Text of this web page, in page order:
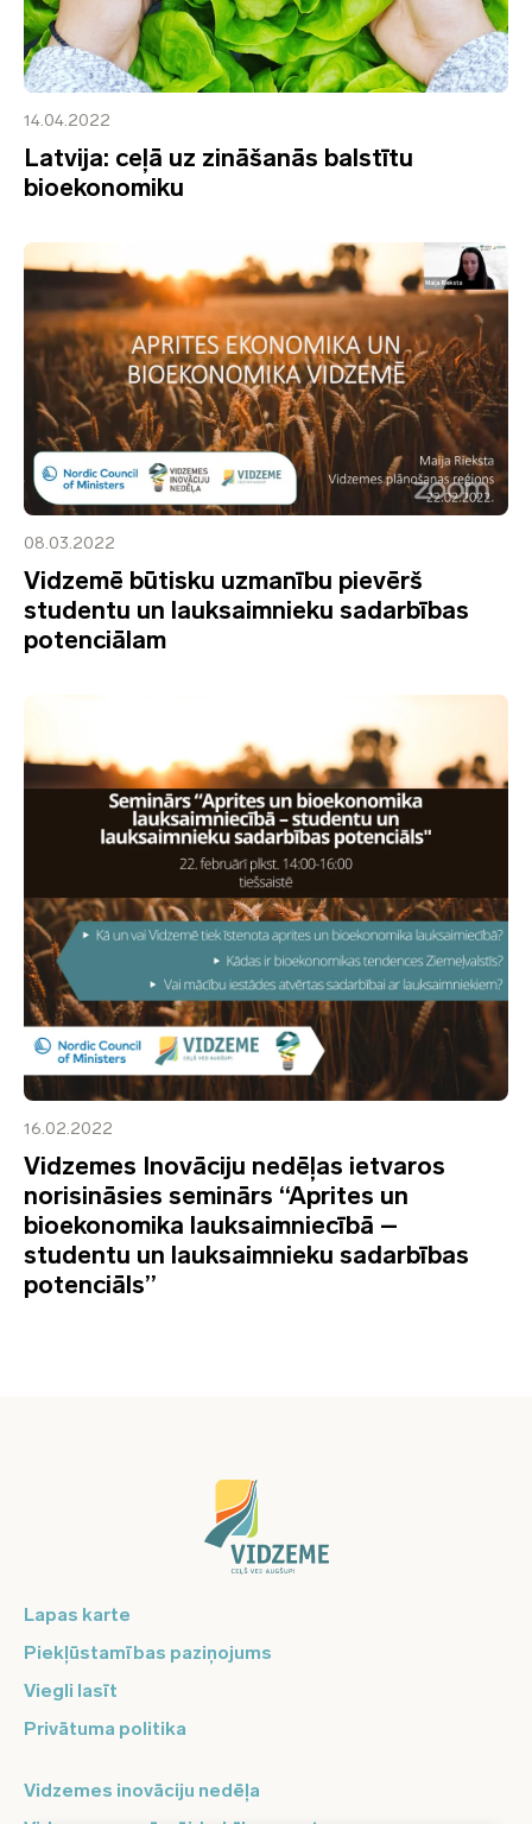
14.04.2022
Latvija: ceļā uz zināšanās balstītu
bioekonomiku
08.03.2022
Vidzemē būtisku uzmanību pievērš
studentu un lauksaimnieku sadarbības
potenciālam
16.02.2022
Vidzemes Inovāciju nedēļas ietvaros
norisināsies seminārs “Aprites un
bioekonomika lauksaimniecībā –
studentu un lauksaimnieku sadarbības
potenciāls”
Lapas karte
Piekļūstamības paziņojums
Viegli lasīt
Privātuma politika
Vidzemes inovāciju nedēļa